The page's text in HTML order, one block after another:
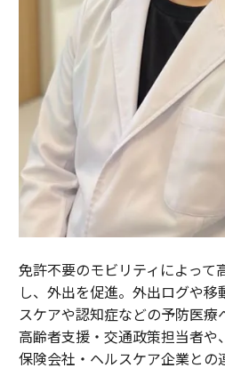
免許不要のモビリティによって
し、外出を促進。外出ログや
スケアや認知症などの予防医療
高齢者支援・交通政策担当者や
保険会社・ヘルスケア企業との